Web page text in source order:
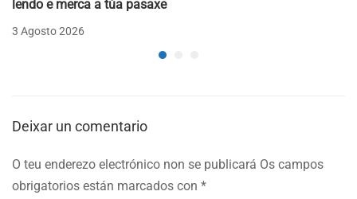
lendo e merca a túa pasaxe
3 Agosto 2026
Deixar un comentario
O teu enderezo electrónico non se publicará Os campos
obrigatorios están marcados con *